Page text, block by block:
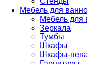
Мебель для
Мебель для
Зеркала
Тумбы
Шкафы
Шкафы-